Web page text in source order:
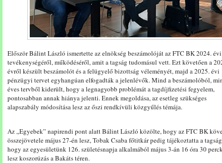
Először Bálint László ismertette az elnökség beszámolóját az FTC BK 2024. évi
tevékenységéről, működéséről, amit a tagság tudomásul vett. Ezt követően a
évről készült beszámolót és a felügyelő bizottság véleményét, majd a 2025. évi
pénzügyi tervet egyhangúan elfogadták a jelenlévők. Mind a beszámolóból,
éves tervből kiderült, hogy a legnagyobb problémát a tagdíjfizetési fegyelem,
pontosabban annak hiánya jelenti. Ennek megoldása, az esetleg szükséges
alapszabály módosítása lesz az őszi rendkívüli közgyűlés témája.
Az „Egyebek” napirendi pont alatt Bálint László közölte, hogy az FTC BK
összejövetele május 27-én lesz, Tobak Csaba főtitkár pedig tájékoztatta a
hogy az egyesületünk 126. születésnapja alkalmából május 3-án 16 óra 30
lesz koszorúzás a Bakáts téren.